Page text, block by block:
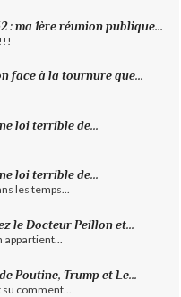
: ma 1ère réunion publique...
face à la tournure que...
loi terrible de...
loi terrible de...
les temps...
le Docteur Peillon et...
appartient...
Poutine, Trump et Le...
comment...